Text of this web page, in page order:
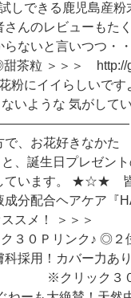
しできる鹿児島産粉
んのレビューもた
ないと言いつつ・
茶粒 ＞＞＞ http://
イイらしいです
いような 気がしてい
こ
で、お花好きなか
、誕生日プレゼン
ています。 ★☆★
配合ヘアケア『
ススメ！ ＞＞＞
Ｐリンク♪ ◎２
採用！カバー力あ
※クリック３